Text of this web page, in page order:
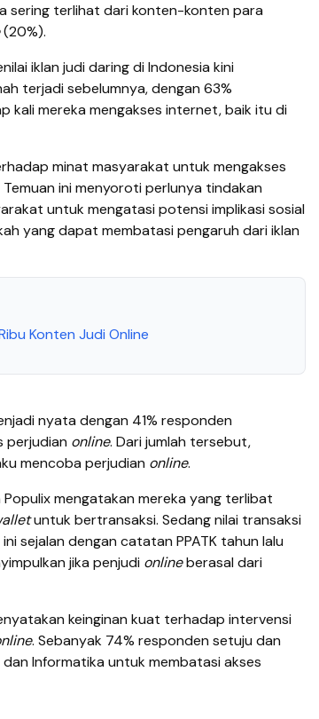
sering terlihat dari konten-konten para
(20%).
iklan judi daring di Indonesia kini
terjadi sebelumnya, dengan 63%
kali mereka mengakses internet, baik itu di
minat masyarakat untuk mengakses
ini menyoroti perlunya tindakan
untuk mengatasi potensi implikasi sosial
yang dapat membatasi pengaruh dari iklan
Konten Judi Online
nyata dengan 41% responden
perjudian online. Dari jumlah tersebut,
mencoba perjudian online.
mengatakan mereka yang terlibat
untuk bertransaksi. Sedang nilai transaksi
sejalan dengan catatan PPATK tahun lalu
jika penjudi onlineberasal dari
keinginan kuat terhadap intervensi
. Sebanyak 74% responden setuju dan
Informatika untuk membatasi akses